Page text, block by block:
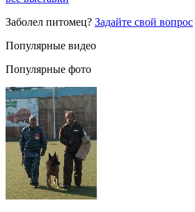
Заболел питомец? Задайте свой вопрос
Популярные видео
Популярные фото